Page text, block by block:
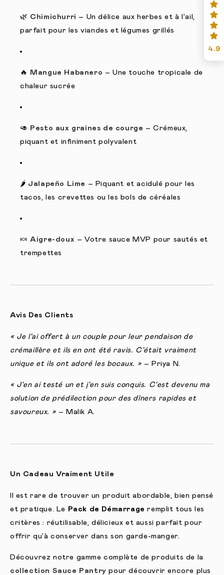
🌿 Chimichurri – Un délice aux herbes et à l’ail,
parfait pour les viandes et légumes grillés
🔥 Mangue Habanero – Une touche tropicale de
chaleur sucrée
🥑 Pesto aux graines de courge – Crémeux,
piquant et infiniment polyvalent
🌶️ Jalapeño Lime – Piquant et acidulé pour les
tacos, les crevettes ou les bols de céréales
🍬Aigre-doux – Votre sauce MVP pour sautés et
trempettes
Avis Des Clients
« Je l'ai offert à un couple pour leur pendaison de
crémaillère et ils en ont été ravis. C'était vraiment
unique et ils ont adoré les bocaux. » – Priya N.
« J'en ai testé un et j'en suis conquis. C'est devenu ma
solution de prédilection pour des dîners rapides et
savoureux. » – Malik A.
Un Cadeau Vraiment Utile
Il est rare de trouver un produit abordable, bien pensé
et pratique. Le Pack de Démarrage remplit tous les
critères : réutilisable, délicieux et aussi parfait pour
offrir qu'à conserver dans son garde-manger.
Découvrez notre gamme complète de produits de la
collection Sauce Pantry pour découvrir encore plus
4.9